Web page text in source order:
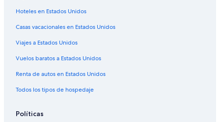
Hoteles de La Quinta Inn & Suites en Universal City
Marriott Hotels & Resorts en Universal City
Hoteles en Estados Unidos
Casas vacacionales en Estados Unidos
Viajes a Estados Unidos
Vuelos baratos a Estados Unidos
Renta de autos en Estados Unidos
Todos los tipos de hospedaje
Políticas